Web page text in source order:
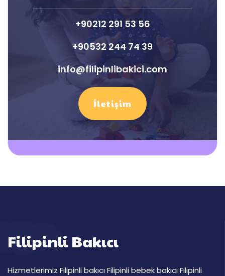
+90212 291 53 56
+90532 244 74 39
info@filipinlibakici.com
İletişim
Filipinli Bakıcı
Hizmetlerimiz Filipinli bakıcı Filipinli bebek bakıcı Filipinli